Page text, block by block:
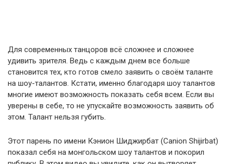
Для современных танцоров всё сложнее и сложнее
удивить зрителя. Ведь с каждым днем все больше
становится тех, кто готов смело заявить о своём таланте
на шоу-талантов. Кстати, именно благодаря шоу талантов
многие имеют возможность показать себя всем. Если вы
уверены в себе, то не упускайте возможность заявить об
этом. Талант нельзя губить.
Этот парень по имени Кэнион Шиджирбат (Canion Shijirbat)
показал себя на монгольском шоу талантов и покорил